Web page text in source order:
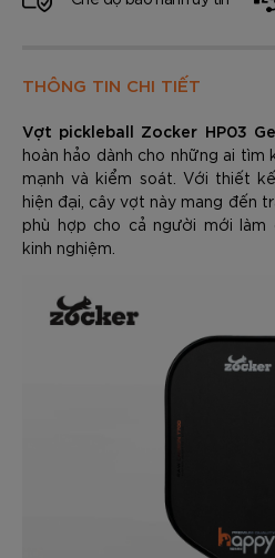
THÔNG TIN CHI TIẾT
Vợt pickleball Zocker HP03
hoàn hảo dành cho những ai
mạnh và kiểm soát. Với thiết
hiện đại, cây vợt này mang đến
phù hợp cho cả người mới
kinh nghiệm.